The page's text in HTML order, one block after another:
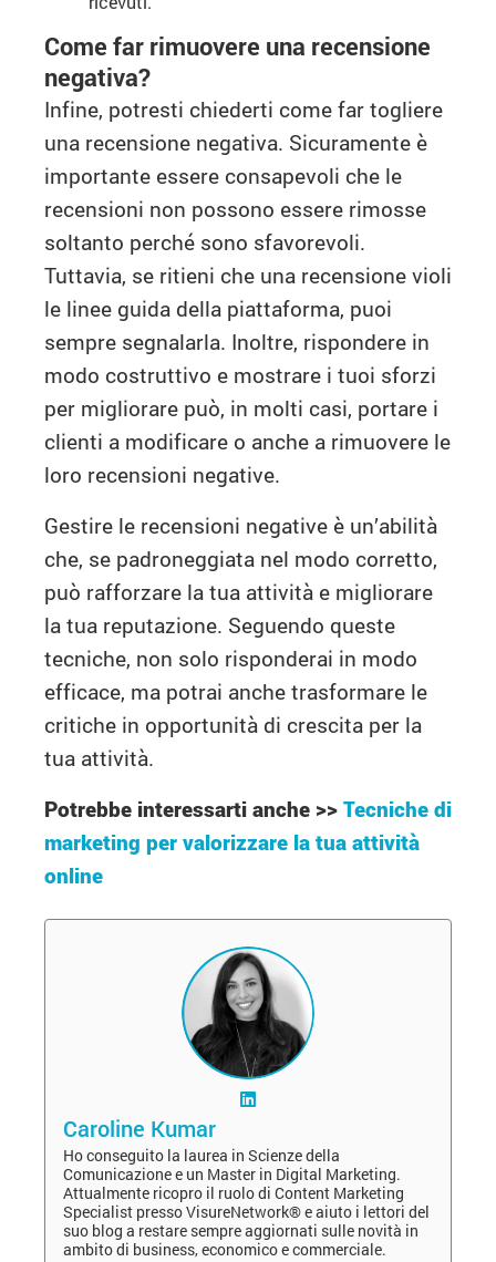
Come far rimuovere una recensione
negativa?
Infine, potresti chiederti come far togliere
una recensione negativa. Sicuramente è
importante essere consapevoli che le
recensioni non possono essere rimosse
soltanto perché sono sfavorevoli.
Tuttavia, se ritieni che una recensione violi
le linee guida della piattaforma, puoi
sempre segnalarla. Inoltre, rispondere in
modo costruttivo e mostrare i tuoi sforzi
per migliorare può, in molti casi, portare i
clienti a modificare o anche a rimuovere le
loro recensioni negative.
Gestire le recensioni negative è un’abilità
che, se padroneggiata nel modo corretto,
può rafforzare la tua attività e migliorare
la tua reputazione. Seguendo queste
tecniche, non solo risponderai in modo
efficace, ma potrai anche trasformare le
critiche in opportunità di crescita per la
tua attività.
Potrebbe interessarti anche >> Tecniche di
marketing per valorizzare la tua attività
online
Caroline Kumar
Ho conseguito la laurea in Scienze della
Comunicazione e un Master in Digital Marketing.
Attualmente ricopro il ruolo di Content Marketing
Specialist presso VisureNetwork® e aiuto i lettori del
suo blog a restare sempre aggiornati sulle novità in
ambito di business, economico e commerciale.